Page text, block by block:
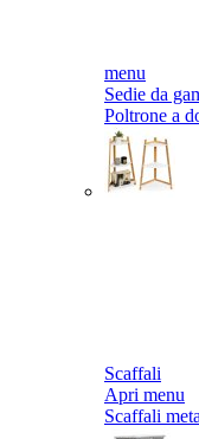
menu
Sedie da
Poltrone a
Scaffali
Apri menu
Scaffali